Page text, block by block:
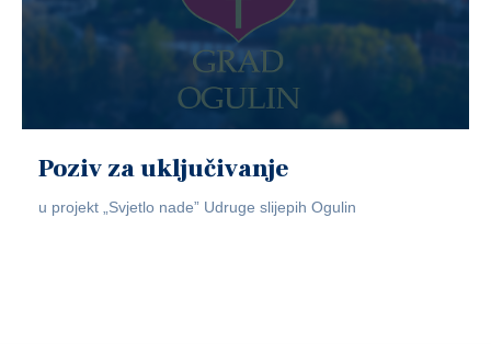
Poziv za uključivanje
u projekt „Svjetlo nade” Udruge slijepih Ogulin